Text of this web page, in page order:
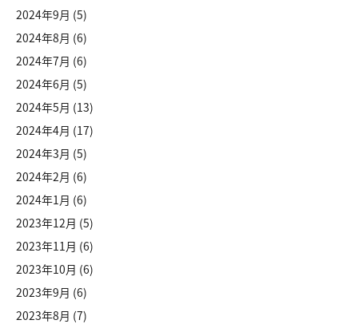
2024年9月 (5)
2024年8月 (6)
2024年7月 (6)
2024年6月 (5)
2024年5月 (13)
2024年4月 (17)
2024年3月 (5)
2024年2月 (6)
2024年1月 (6)
2023年12月 (5)
2023年11月 (6)
2023年10月 (6)
2023年9月 (6)
2023年8月 (7)